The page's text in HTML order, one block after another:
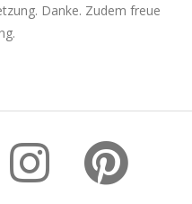
Danke. Zudem freue